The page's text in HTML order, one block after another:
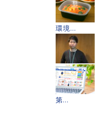
環境...
第...